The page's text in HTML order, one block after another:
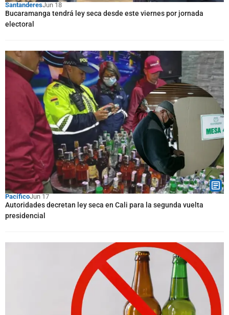
SantanderesJun 18
Bucaramanga tendrá ley seca desde este viernes por jornada
electoral
PacíficoJun 17
Autoridades decretan ley seca en Cali para la segunda vuelta
presidencial